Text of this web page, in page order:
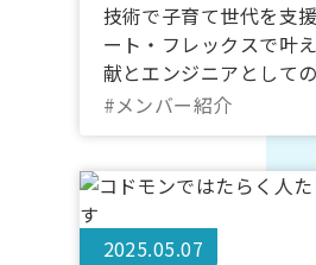
技術で子育て世代を支
ート・フレックスで叶
献とエンジニアとして
#メンバー紹介
2025.05.07